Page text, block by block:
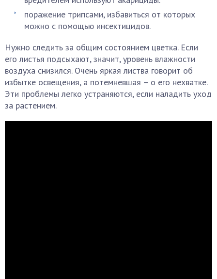
поражение трипсами, избавиться от которых
можно с помощью инсектицидов.
Нужно следить за общим состоянием цветка. Если
его листья подсыхают, значит, уровень влажности
воздуха снизился. Очень яркая листва говорит об
избытке освещения, а потемневшая – о его нехватке.
Эти проблемы легко устраняются, если наладить уход
за растением.